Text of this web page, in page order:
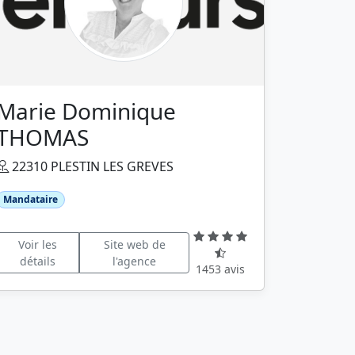
Dominique
22310 PLESTIN LES GREVES
Mandataire
Voir les
détails
Site web de
l'agence
1453 avis